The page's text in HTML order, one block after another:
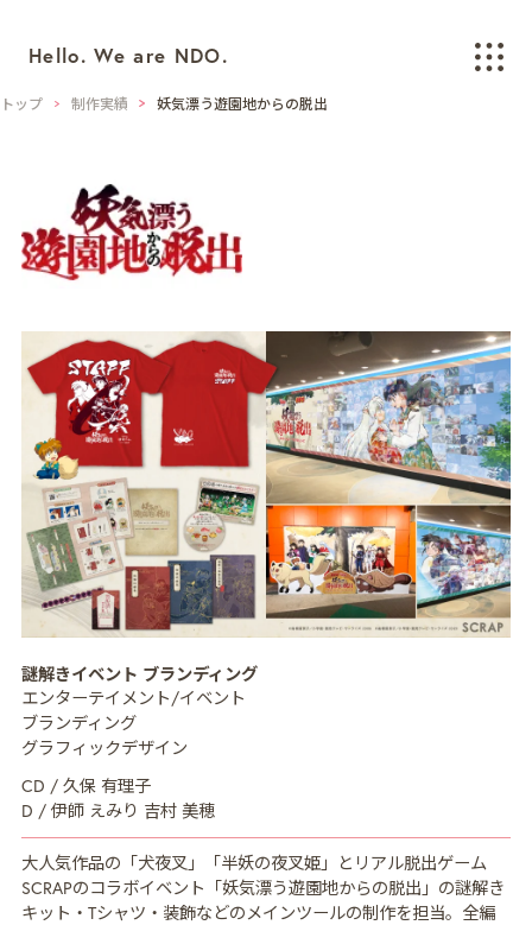
Hello. We are NDO.
WORKS制作実績
BRANDINGブランディング
GRAPHICグラフィックデザイン
PACKAGING パッケージデザイン
WEBウェブデザイン
SPACE/INTERIOR空間デザイン
MISSIONミッション
CREATIVE MENU クリエイティブ領域
COMPANY
CREATORSクリエイター紹介
RECRUIT採用情報
NEWSニュース
トップ 制作実績 妖気漂う遊園地からの脱出
謎解きイベント ブランディング
エンターテイメント/イベント
ブランディング
グラフィックデザイン
CD / 久保 有理子
D / 伊師 えみり 吉村 美穂
大人気作品の「犬夜叉」「半妖の夜叉姫」とリアル脱出ゲーム
SCRAPのコラボイベント「妖気漂う遊園地からの脱出」の謎解き
キット・Tシャツ・装飾などのメインツールの制作を担当。全編